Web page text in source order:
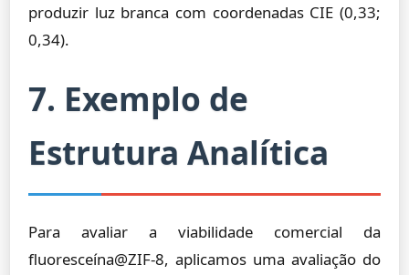
produzir luz branca com coordenadas CIE (0,33;
0,34).
7. Exemplo de
Estrutura Analítica
Para avaliar a viabilidade comercial da
fluoresceína@ZIF-8, aplicamos uma avaliação do